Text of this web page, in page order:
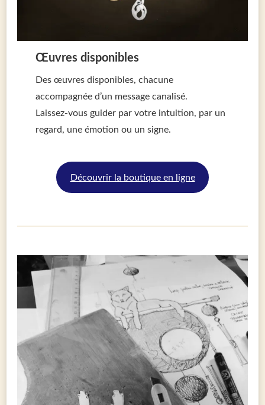
Œuvres disponibles
Des œuvres disponibles, chacune
accompagnée d’un message canalisé.
Laissez-vous guider par votre intuition, par un
regard, une émotion ou un signe.
Découvrir la boutique en ligne